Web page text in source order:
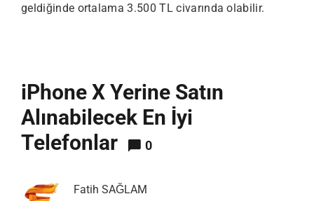
geldiğinde ortalama 3.500 TL civarında olabilir.
iPhone X Yerine Satın
Alınabilecek En İyi
Telefonlar
0
Fatih SAĞLAM